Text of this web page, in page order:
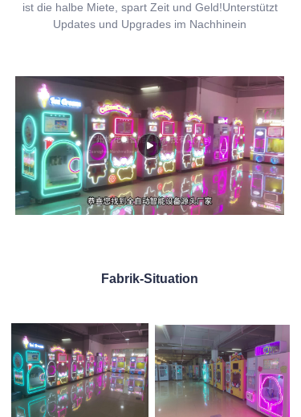
ist die halbe Miete, spart Zeit und Geld!Unterstützt
Updates und Upgrades im Nachhinein
Fabrik-Situation